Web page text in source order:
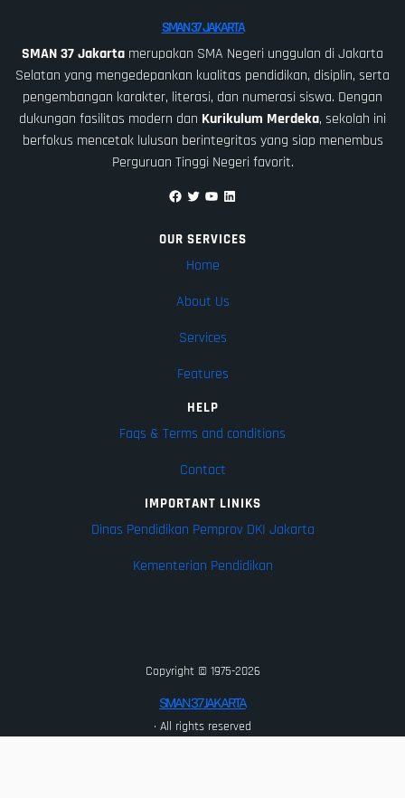
SMAN 37 JAKARTA
SMAN 37 Jakarta merupakan SMA Negeri unggulan di Jakarta
Selatan yang mengedepankan kualitas pendidikan, disiplin, serta
pengembangan karakter, literasi, dan numerasi siswa. Dengan
dukungan fasilitas modern dan Kurikulum Merdeka, sekolah ini
berfokus mencetak lulusan berintegritas yang siap menembus
Perguruan Tinggi Negeri favorit.
Facebook Twitter YouTube LinkedIn
OUR SERVICES
Home
About Us
Services
Features
HELP
Faqs & Terms and conditions
Contact
IMPORTANT LINIKS
Dinas Pendidikan Pemprov DKI Jakarta
Kementerian Pendidikan
Copyright © 1975-2026
SMAN 37 JAKARTA
· All rights reserved